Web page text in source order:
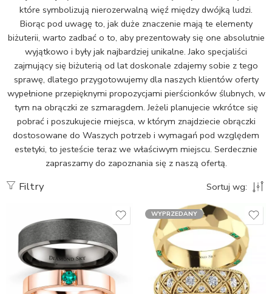
które symbolizują nierozerwalną więź między dwójką ludzi.
Biorąc pod uwagę to, jak duże znaczenie mają te elementy
biżuterii, warto zadbać o to, aby prezentowały się one absolutnie
wyjątkowo i były jak najbardziej unikalne. Jako specjaliści
zajmujący się biżuterią od lat doskonale zdajemy sobie z tego
sprawę, dlatego przygotowujemy dla naszych klientów oferty
wypełnione przepięknymi propozycjami pierścionków ślubnych, w
tym na obrączki ze szmaragdem. Jeżeli planujecie wkrótce się
pobrać i poszukujecie miejsca, w którym znajdziecie obrączki
dostosowane do Waszych potrzeb i wymagań pod względem
estetyki, to jesteście teraz we właściwym miejscu. Serdecznie
zapraszamy do zapoznania się z naszą ofertą.
Filtry Sortuj wg:
WYPRZEDANY